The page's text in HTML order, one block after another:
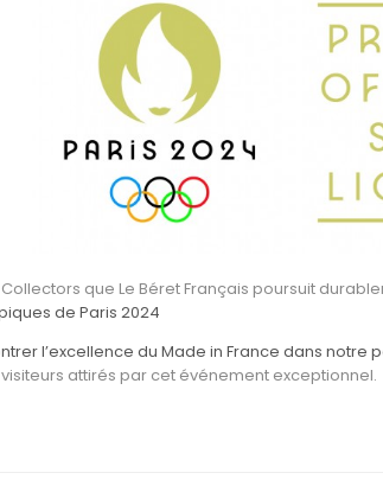
que Le Béret Français poursuit
de Paris 2024
l’excellence du Made in France dans notre
attirés par cet événement exceptionnel.